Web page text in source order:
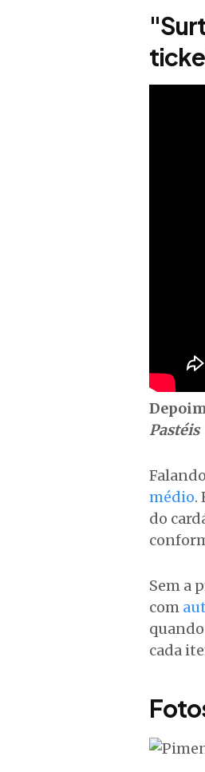
Pastéis
médio.
do
Sem a
com
cada